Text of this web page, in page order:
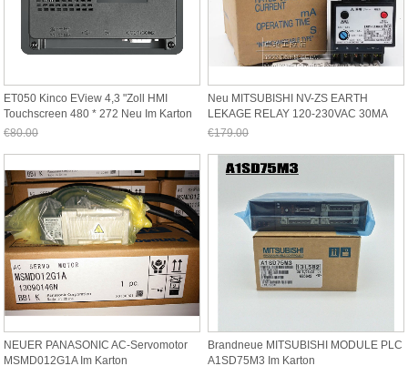
ET050 Kinco EView 4,3 "Zoll HMI
Touchscreen 480 * 272 Neu Im Karton
€80.00
Neu MITSUBISHI NV-ZS EARTH
LEKAGE RELAY 120-230VAC 30MA
MAX.0.04S
€179.00
NEUER PANASONIC AC-Servomotor
MSMD012G1A Im Karton
Brandneue MITSUBISHI MODULE PLC
A1SD75M3 Im Karton